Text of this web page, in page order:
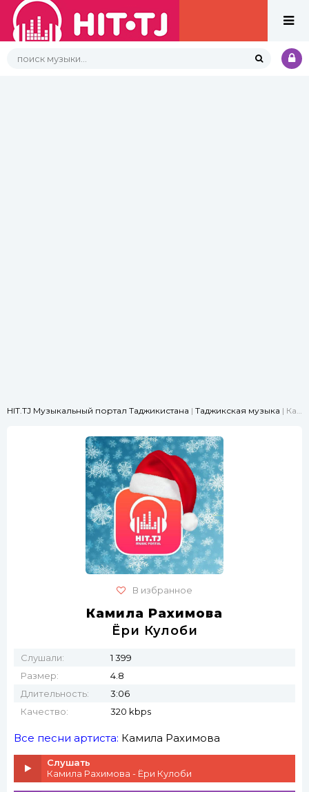
HIT.TJ Музыкальный портал Таджикистана | Таджикская музыка | Камила Рахимова -Ёри Кулоби
В избранное
Камила Рахимова
Ёри Кулоби
Слушали:
1 399
Размер:
4.8
Длительность:
3:06
Качество:
320 kbps
Все песни артиста: Камила Рахимова
Слушать
Камила Рахимова - Ёри Кулоби